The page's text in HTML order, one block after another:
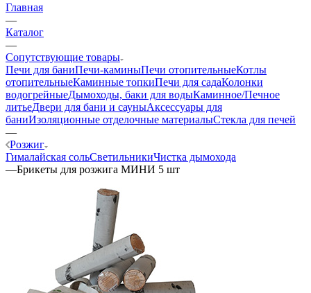
Главная
—
Каталог
—
Сопутствующие товары
Печи для баниПечи-каминыПечи отопительныеКотлы
отопительныеКаминные топкиПечи для садаКолонки
водогрейныеДымоходы, баки для водыКаминное/Печное
литьеДвери для бани и сауныАксессуары для
баниИзоляционные отделочные материалыСтекла для печей
—
Розжиг
Гималайская сольСветильникиЧистка дымохода
—Брикеты для розжига МИНИ 5 шт